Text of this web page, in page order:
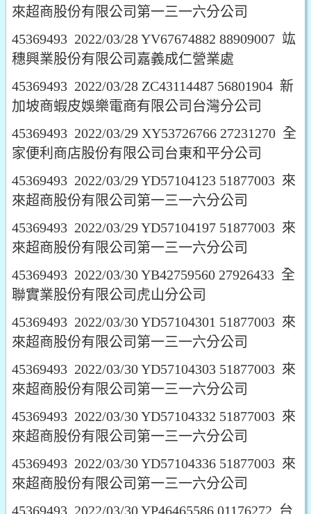
來超商股份有限公司第一三一六分公司
45369493 2022/03/28 YV67674882 88909007 竑
穗興業股份有限公司嘉義成仁營業處
45369493 2022/03/28 ZC43114487 56801904 新
加坡商蝦皮娛樂電商有限公司台灣分公司
45369493 2022/03/29 XY53726766 27231270 全
家便利商店股份有限公司台東和平分公司
45369493 2022/03/29 YD57104123 51877003 來
來超商股份有限公司第一三一六分公司
45369493 2022/03/29 YD57104197 51877003 來
來超商股份有限公司第一三一六分公司
45369493 2022/03/30 YB42759560 27926433 全
聯實業股份有限公司虎山分公司
45369493 2022/03/30 YD57104301 51877003 來
來超商股份有限公司第一三一六分公司
45369493 2022/03/30 YD57104303 51877003 來
來超商股份有限公司第一三一六分公司
45369493 2022/03/30 YD57104332 51877003 來
來超商股份有限公司第一三一六分公司
45369493 2022/03/30 YD57104336 51877003 來
來超商股份有限公司第一三一六分公司
45369493 2022/03/30 YP46465586 01176272 台